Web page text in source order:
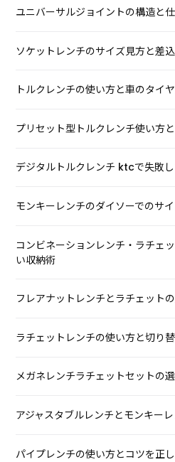
ユニバーサルジョイントの構造と
ソケットレンチのサイズ見方と差
トルクレンチの使い方と車のタイ
プリセット型トルクレンチ使い方
デジタルトルクレンチ ktcで失敗
モンキーレンチのダイソーでのサ
コンビネーションレンチ・ラチェ
い収納術
フレアナットレンチとラチェット
ラチェットレンチの使い方と切り
メガネレンチラチェットセットの
アジャスタブルレンチとモンキー
パイプレンチの使い方とコツを正